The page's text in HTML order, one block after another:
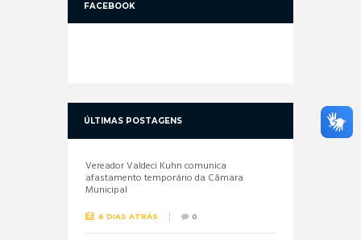
FACEBOOK
ÚLTIMAS POSTAGENS
Vereador Valdeci Kuhn comunica
afastamento temporário da Câmara
Municipal
6 DIAS ATRÁS 0